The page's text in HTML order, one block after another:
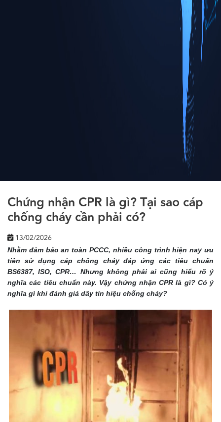
Chứng nhận CPR là gì? Tại sao cáp
chống cháy cần phải có?
13/02/2026
Nhằm đảm bảo an toàn PCCC, nhiều công trình hiện nay ưu
tiên sử dụng cáp chống cháy đáp ứng các tiêu chuẩn
BS6387, ISO, CPR… Nhưng không phải ai cũng hiểu rõ ý
nghĩa các tiêu chuẩn này. Vậy chứng nhận CPR là gì? Có ý
nghĩa gì khi đánh giá dây tín hiệu chống cháy?